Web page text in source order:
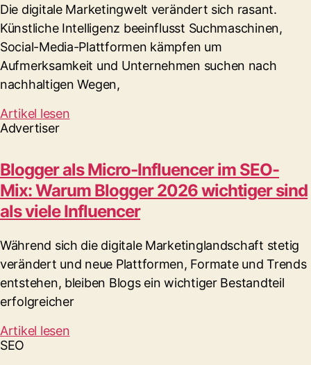
Die digitale Marketingwelt verändert sich rasant.
Künstliche Intelligenz beeinflusst Suchmaschinen,
Social-Media-Plattformen kämpfen um
Aufmerksamkeit und Unternehmen suchen nach
nachhaltigen Wegen,
Artikel lesen
Advertiser
Blogger als Micro-Influencer im SEO-
Mix: Warum Blogger 2026 wichtiger sind
als viele Influencer
Während sich die digitale Marketinglandschaft stetig
verändert und neue Plattformen, Formate und Trends
entstehen, bleiben Blogs ein wichtiger Bestandteil
erfolgreicher
Artikel lesen
SEO